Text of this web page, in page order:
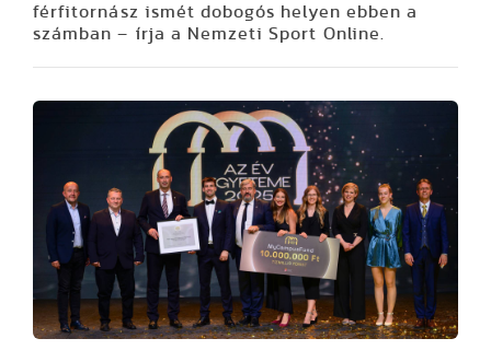
férfitornász ismét dobogós helyen ebben a
számban – írja a Nemzeti Sport Online.